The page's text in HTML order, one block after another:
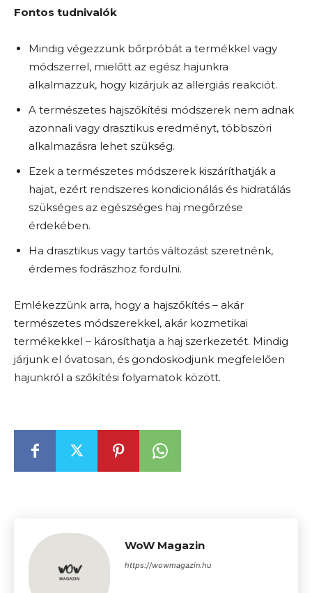
Fontos tudnivalók
Mindig végezzünk bőrpróbát a termékkel vagy
módszerrel, mielőtt az egész hajunkra
alkalmazzuk, hogy kizárjuk az allergiás reakciót.
A természetes hajszőkítési módszerek nem adnak
azonnali vagy drasztikus eredményt, többszöri
alkalmazásra lehet szükség.
Ezek a természetes módszerek kiszáríthatják a
hajat, ezért rendszeres kondicionálás és hidratálás
szükséges az egészséges haj megőrzése
érdekében.
Ha drasztikus vagy tartós változást szeretnénk,
érdemes fodrászhoz fordulni.
Emlékezzünk arra, hogy a hajszőkítés – akár
természetes módszerekkel, akár kozmetikai
termékekkel – károsíthatja a haj szerkezetét. Mindig
járjunk el óvatosan, és gondoskodjunk megfelelően
hajunkról a szőkítési folyamatok között.
WoW Magazin
https://wowmagazin.hu